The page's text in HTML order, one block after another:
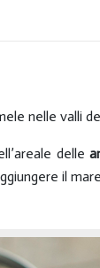
nelle valli
delle
il